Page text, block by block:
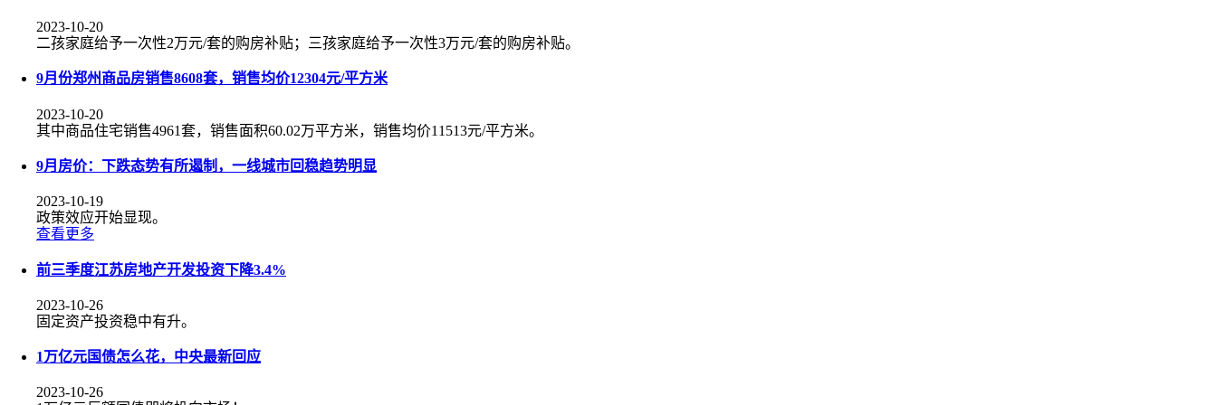
2023-10-20
二孩家庭给予一次性2万元/套的购房补贴；三孩家庭给予一次性3万元/套的购房补贴。
9月份郑州商品房销售8608套，销售均价12304元/平方米
2023-10-20
其中商品住宅销售4961套，销售面积60.02万平方米，销售均价11513元/平方米。
9月房价：下跌态势有所遏制，一线城市回稳趋势明显
2023-10-19
政策效应开始显现。
查看更多
前三季度江苏房地产开发投资下降3.4%
2023-10-26
固定资产投资稳中有升。
1万亿元国债怎么花，中央最新回应
2023-10-26